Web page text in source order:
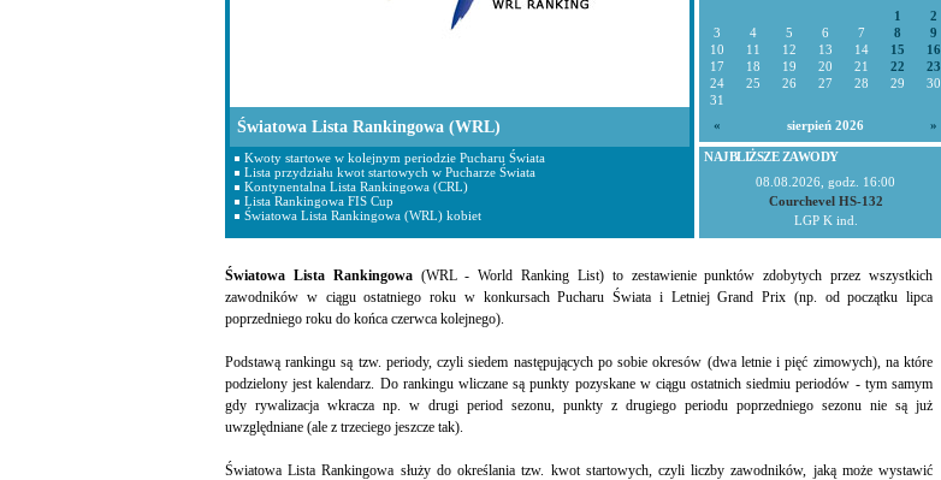
1
2
3
4 5 6 7 8
9
10
11 12 13 14 15
16
17
18 19 20 21 22
23
24
25 26 27 28 29
30
31
«
sierpień 2026 »
NAJBLIŻSZE ZAWODY
08.08.2026, godz. 16:00
Courchevel HS-132
LGP K ind.
Światowa Lista Rankingowa(WRL - World Ranking List) to zestawienie punktów zdobytych przez wszystkich
zawodników w ciągu ostatniego roku w konkursach Pucharu Świata i Letniej Grand Prix (np. od początku lipca
poprzedniego roku do końca czerwca kolejnego).
Podstawą rankingu są tzw. periody, czyli siedem następujących po sobie okresów (dwa letnie i pięć zimowych), na które
podzielony jest kalendarz. Do rankingu wliczane są punkty pozyskane w ciągu ostatnich siedmiu periodów - tym samym
gdy rywalizacja wkracza np. w drugi period sezonu, punkty z drugiego periodu poprzedniego sezonu nie są już
uwzględniane (ale z trzeciego jeszcze tak).
Światowa Lista Rankingowa służy do określania tzw. kwot startowych, czyli liczby zawodników, jaką może wystawić
Światowa Lista Rankingowa (WRL)
Kwoty startowe w kolejnym periodzie Pucharu Świata
Lista przydziału kwot startowych w Pucharze Świata
Kontynentalna Lista Rankingowa (CRL)
Lista Rankingowa FIS Cup
Światowa Lista Rankingowa (WRL) kobiet